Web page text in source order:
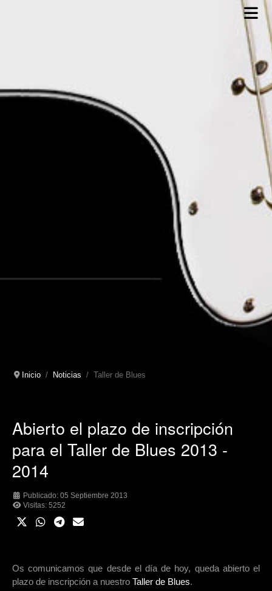
Inicio Noticias Taller de Blues
Abierto el plazo de inscripción
para el Taller de Blues 2013 -
2014
Publicado: 05 Septiembre 2013
Visitas: 5252
Os comunicamos que desde el día de hoy, queda abierto el
plazo de inscripción a nuestro Taller de Blues.